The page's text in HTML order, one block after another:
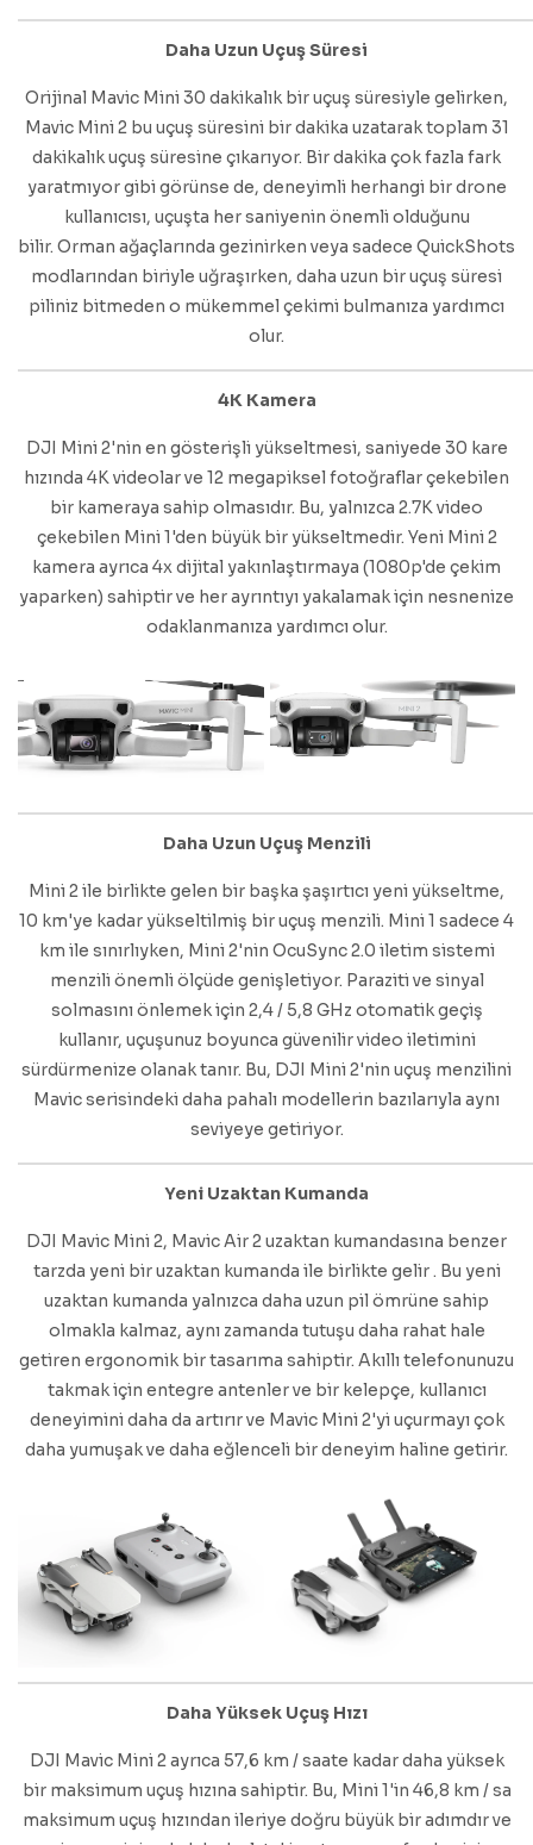
Daha Uzun Uçuş Süresi
Orijinal Mavic Mini 30 dakikalık bir uçuş süresiyle gelirken,
Mavic Mini 2 bu uçuş süresini bir dakika uzatarak toplam 31
dakikalık uçuş süresine çıkarıyor. Bir dakika çok fazla fark
yaratmıyor gibi görünse de, deneyimli herhangi bir drone
kullanıcısı, uçuşta her saniyenin önemli olduğunu
bilir. Orman ağaçlarında gezinirken veya sadece QuickShots
modlarından biriyle uğraşırken, daha uzun bir uçuş süresi
piliniz bitmeden o mükemmel çekimi bulmanıza yardımcı
olur.
4K Kamera
DJI Mini 2'nin en gösterişli yükseltmesi, saniyede 30 kare
hızında 4K videolar ve 12 megapiksel fotoğraflar çekebilen
bir kameraya sahip olmasıdır. Bu, yalnızca 2.7K video
çekebilen Mini 1'den büyük bir yükseltmedir. Yeni Mini 2
kamera ayrıca 4x dijital yakınlaştırmaya (1080p'de çekim
yaparken) sahiptir ve her ayrıntıyı yakalamak için nesnenize
odaklanmanıza yardımcı olur.
Daha Uzun Uçuş Menzili
Mini 2 ile birlikte gelen bir başka şaşırtıcı yeni yükseltme,
10 km'ye kadar yükseltilmiş bir uçuş menzili. Mini 1 sadece 4
km ile sınırlıyken, Mini 2'nin OcuSync 2.0 iletim sistemi
menzili önemli ölçüde genişletiyor. Paraziti ve sinyal
solmasını önlemek için 2,4 / 5,8 GHz otomatik geçiş
kullanır, uçuşunuz boyunca güvenilir video iletimini
sürdürmenize olanak tanır. Bu, DJI Mini 2'nin uçuş menzilini
Mavic serisindeki daha pahalı modellerin bazılarıyla aynı
seviyeye getiriyor.
Yeni Uzaktan Kumanda
DJI Mavic Mini 2, Mavic Air 2 uzaktan kumandasına benzer
tarzda yeni bir uzaktan kumanda ile birlikte gelir . Bu yeni
uzaktan kumanda yalnızca daha uzun pil ömrüne sahip
olmakla kalmaz, aynı zamanda tutuşu daha rahat hale
getiren ergonomik bir tasarıma sahiptir. Akıllı telefonunuzu
takmak için entegre antenler ve bir kelepçe, kullanıcı
deneyimini daha da artırır ve Mavic Mini 2'yi uçurmayı çok
daha yumuşak ve daha eğlenceli bir deneyim haline getirir.
Daha Yüksek Uçuş Hızı
DJI Mavic Mini 2 ayrıca 57,6 km / saate kadar daha yüksek
bir maksimum uçuş hızına sahiptir. Bu, Mini 1'in 46,8 km / sa
maksimum uçuş hızından ileriye doğru büyük bir adımdır ve